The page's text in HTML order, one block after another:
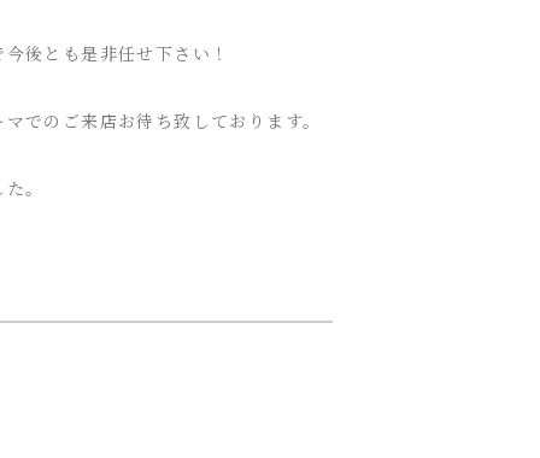
後とも是非任せ下さい！
でのご来店お待ち致しております。
。